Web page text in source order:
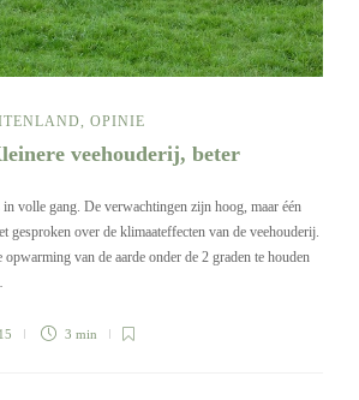
, OPINIE
veehouderij, beter
volle gang. De verwachtingen zijn hoog, maar één
gesproken over de klimaateffecten van de veehouderij.
van de aarde onder de 2 graden te houden
3 min